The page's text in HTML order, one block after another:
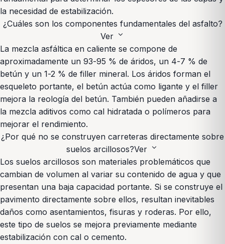
la necesidad de estabilización.
¿Cuáles son los componentes fundamentales del asfalto?
Ver expand_more
La mezcla asfáltica en caliente se compone de
aproximadamente un 93-95 % de áridos, un 4-7 % de
betún y un 1-2 % de filler mineral. Los áridos forman el
esqueleto portante, el betún actúa como ligante y el filler
mejora la reología del betún. También pueden añadirse a
la mezcla aditivos como cal hidratada o polímeros para
mejorar el rendimiento.
¿Por qué no se construyen carreteras directamente sobre
suelos arcillosos?Ver expand_more
Los suelos arcillosos son materiales problemáticos que
cambian de volumen al variar su contenido de agua y que
presentan una baja capacidad portante. Si se construye el
pavimento directamente sobre ellos, resultan inevitables
daños como asentamientos, fisuras y roderas. Por ello,
este tipo de suelos se mejora previamente mediante
estabilización con cal o cemento.